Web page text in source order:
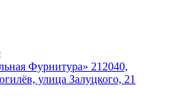
Фурнитура» 212040,
улица Залуцкого, 21